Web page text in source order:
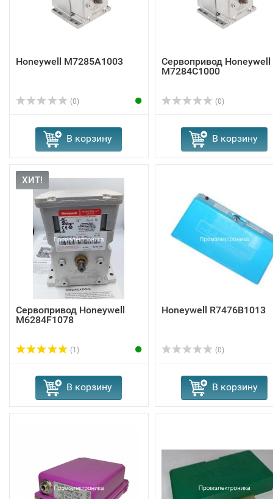
Honeywell M7285A1003
(0)
В корзину
Сервопривод Honeywell
M7284C1000
(0)
В корзину
ХИТ!
Сервопривод Honeywell
M6284F1078
(1)
В корзину
Honeywell R7476B1013
(0)
В корзину